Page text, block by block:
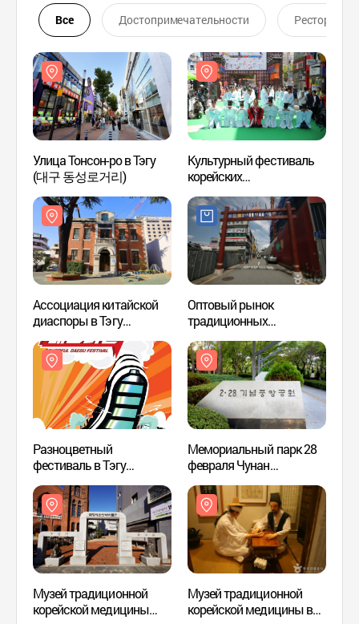
Все Достопримечательности Ресторан
Улица Тонсон-ро в Тэгу
(대구 동성로거리)
Культурный фестиваль
корейских
лекарственных трав
Яннёнси в Тэгу
(대구약령시
한방문화축제)
Ассоциация китайской
диаспоры в Тэгу
(대구화교협회)
Оптовый рынок
традиционных
лекарственных стредств
в Тэгу (대구 한약재
도매시장 )
Разноцветный
фестиваль в Тэгу
(Powerful Daegu Festival)
(파워풀대구페스티벌)
Мемориальный парк 28
февраля Чунан
(2.28기념중앙공원)
Музей традиционной
корейской медицины
Музей традиционной
корейской медицины в